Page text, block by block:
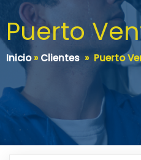
Puerto
Inicio»Clientes » Puerto